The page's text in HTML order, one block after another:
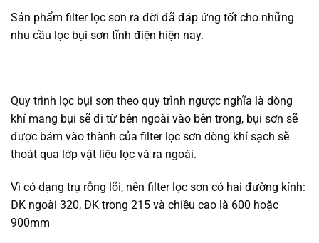
Sản phẩm filter lọc sơn ra đời đã đáp ứng tốt cho những
nhu cầu lọc bụi sơn tĩnh điện hiện nay.
Quy trình lọc bụi sơn theo quy trình ngược nghĩa là dòng
khí mang bụi sẽ đi từ bên ngoài vào bên trong, bụi sơn sẽ
được bám vào thành của filter lọc sơn dòng khí sạch sẽ
thoát qua lớp vật liệu lọc và ra ngoài.
Vì có dạng trụ rỗng lõi, nên filter lọc sơn có hai đường kính:
ĐK ngoài 320, ĐK trong 215 và chiều cao là 600 hoặc
900mm